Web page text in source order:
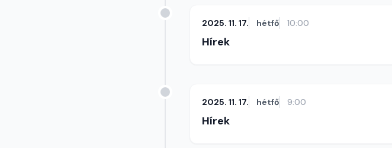
2025. 11. 17. hétfő 10:00
Hírek
2025. 11. 17. hétfő 9:00
Hírek